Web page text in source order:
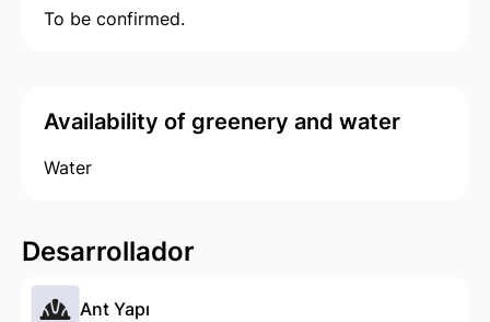
To be confirmed.
Availability of greenery and water
Water
Desarrollador
Ant Yapı